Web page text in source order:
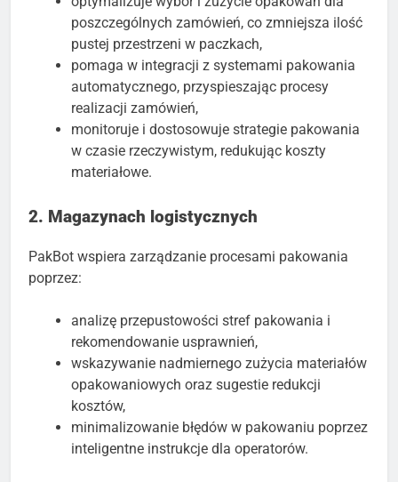
poszczególnych zamówień, co zmniejsza ilość
pustej przestrzeni w paczkach,
pomaga w integracji z systemami pakowania
automatycznego, przyspieszając procesy
realizacji zamówień,
monitoruje i dostosowuje strategie pakowania
w czasie rzeczywistym, redukując koszty
materiałowe.
2. Magazynach logistycznych
PakBot wspiera zarządzanie procesami pakowania
poprzez:
analizę przepustowości stref pakowania i
rekomendowanie usprawnień,
wskazywanie nadmiernego zużycia materiałów
opakowaniowych oraz sugestie redukcji
kosztów,
minimalizowanie błędów w pakowaniu poprzez
inteligentne instrukcje dla operatorów.